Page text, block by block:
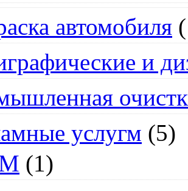
автомобиля
и
услугм (5)
(1)